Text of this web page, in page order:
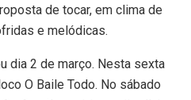
de tocar, em clima de
e melódicas.
dia 2 de março. Nesta sexta
O Baile Todo. No sábado